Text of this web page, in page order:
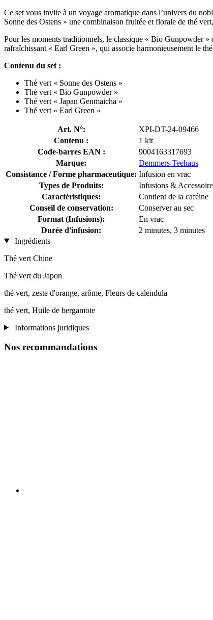
Ce set vous invite à un voyage aromatique dans l’univers du
Sonne des Ostens » une combinaison fruitée et florale de thé
Pour les moments traditionnels, le classique « Bio Gunpowder
rafraîchissant « Earl Green », qui associe harmonieusement le
Contenu du set :
Thé vert « Sonne des Ostens »
Thé vert « Bio Gunpowder »
Thé vert « Japan Genmaicha »
Thé vert « Earl Green »
Art. N°:
XPI-DT-24-09466
Contenu :
1 kit
Code-barres EAN :
9004163317693
Marque:
Demmers Teehaus
Consistance / Forme pharmaceutique: Infusion en vrac
Types de Produits:
Infusions &
Caractéristiques:
Contient de la caféine
Conseil de conservation:
Conserver au sec
Format (Infusions):
En vrac
Durée d'infusion:
2 minutes, 3 minutes
Ingrédients
Thé vert Chine
Thé vert du Japon
thé vert, zeste d'orange, arôme, Fleurs de calendula
thé vert, Huile de bergamote
Informations juridiques
Nos recommandations